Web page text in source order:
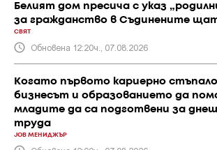
Белият дом пресича с указ
за гражданство в Съдинените
СВЯТ
Обновена 12:20ч., 07.08.2026
Когато първото кариерно стъпало
бизнесът и образованието да
младите да са подготвени за
труда
JOB МЕНИДЖЪР